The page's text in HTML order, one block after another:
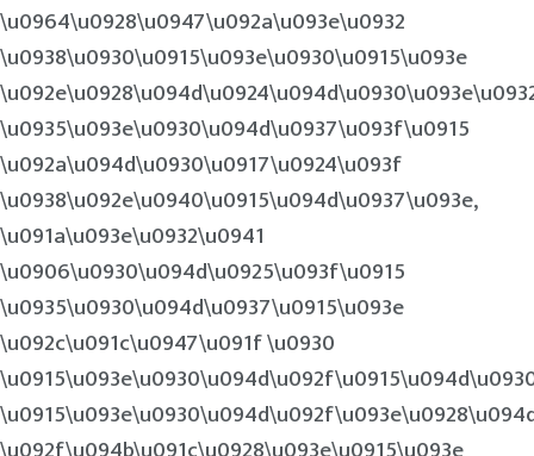
\u0964\u0928\u0947\u092a\u093e\u0932
\u0938\u0930\u0915\u093e\u0930\u0915\u093e
\u0935\u093e\u0930\u094d\u0937\u093f\u0915
\u092a\u094d\u0930\u0917\u0924\u093f
\u0938\u092e\u0940\u0915\u094d\u0937\u093e,
\u091a\u093e\u0932\u0941
\u0906\u0930\u094d\u0925\u093f\u0915
\u0935\u0930\u094d\u0937\u0915\u093e
\u092c\u091c\u0947\u091f \u0930